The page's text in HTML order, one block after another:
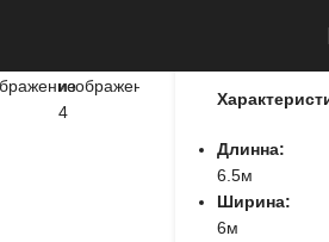
Длинна:
6.5м
Ширина:
6м